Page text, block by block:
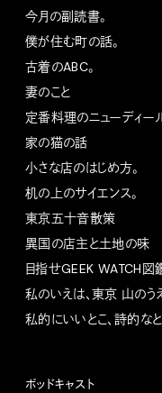
今月の副読書。
僕が住む町の話。
古着のABC。
妻のこと
定番料理のニューディー
家の猫の話
小さな店のはじめ方。
机の上のサイエンス。
東京五十音散策
異国の店主と土地の味
目指せGEEK WATCH図
私のいえは、東京 山のう
私的にいいとこ、詩的なと
ポッドキャスト